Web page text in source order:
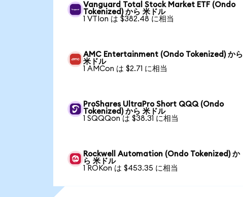
Vanguard Total Stock Market ETF (Ondo
Tokenized) から 米ドル
1 VTIon は $382.48 に相当
AMC Entertainment (Ondo Tokenized) から
米ドル
1 AMCon は $2.71 に相当
ProShares UltraPro Short QQQ (Ondo
Tokenized) から 米ドル
1 SQQQon は $38.31 に相当
Rockwell Automation (Ondo Tokenized) か
ら 米ドル
1 ROKon は $453.35 に相当